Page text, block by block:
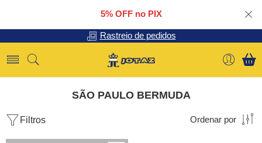
5% OFF no PIX
Rastreio de pedidos
SÃO PAULO BERMUDA
Filtros Ordenar por